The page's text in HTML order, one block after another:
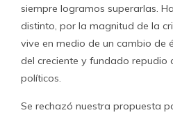
siempre logramos superarlas.
distinto, por la magnitud de la
vive en medio de un cambio de
del creciente y fundado repudio
políticos.
Se rechazó nuestra propuesta